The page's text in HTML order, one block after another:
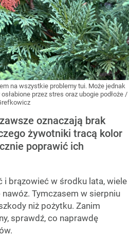
na wszystkie problemy tui. Może jednak
przez stres oraz ubogie podłoże /
oznaczają brak
żywotniki tracą kolor
poprawić ich
i brązowieć w środku lata, wiele
Tymczasem w sierpniu
niż pożytku. Zanim
sprawdź, co naprawdę